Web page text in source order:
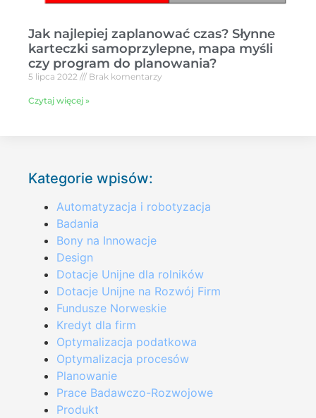
Jak najlepiej zaplanować czas? Słynne
karteczki samoprzylepne, mapa myśli
czy program do planowania?
5 lipca 2022 Brak komentarzy
Czytaj więcej »
Kategorie wpisów:
Automatyzacja i robotyzacja
Badania
Bony na Innowacje
Design
Dotacje Unijne dla rolników
Dotacje Unijne na Rozwój Firm
Fundusze Norweskie
Kredyt dla firm
Optymalizacja podatkowa
Optymalizacja procesów
Planowanie
Prace Badawczo-Rozwojowe
Produkt